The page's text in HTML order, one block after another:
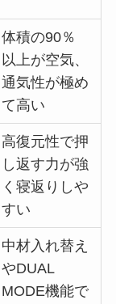
体積の90％
以上が空気、
通気性が極め
て高い
高復元性で押
し返す力が強
く寝返りしや
すい
中材入れ替え
やDUAL
MODE機能で